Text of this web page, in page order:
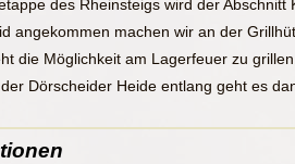
des Rheinsteigs wird der
angekommen machen wir an der
die Möglichkeit am Lagerfeuer zu
Dörscheider Heide entlang geht es